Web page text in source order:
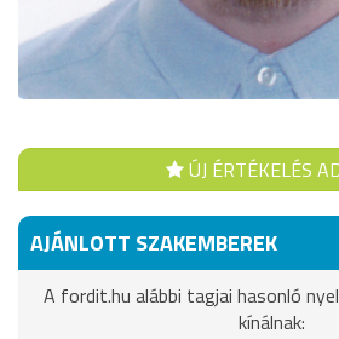
ÚJ ÉRTÉKELÉS
AJÁNLOTT SZAKEMBEREK
A fordit.hu alábbi tagjai hasonló
kínálnak: